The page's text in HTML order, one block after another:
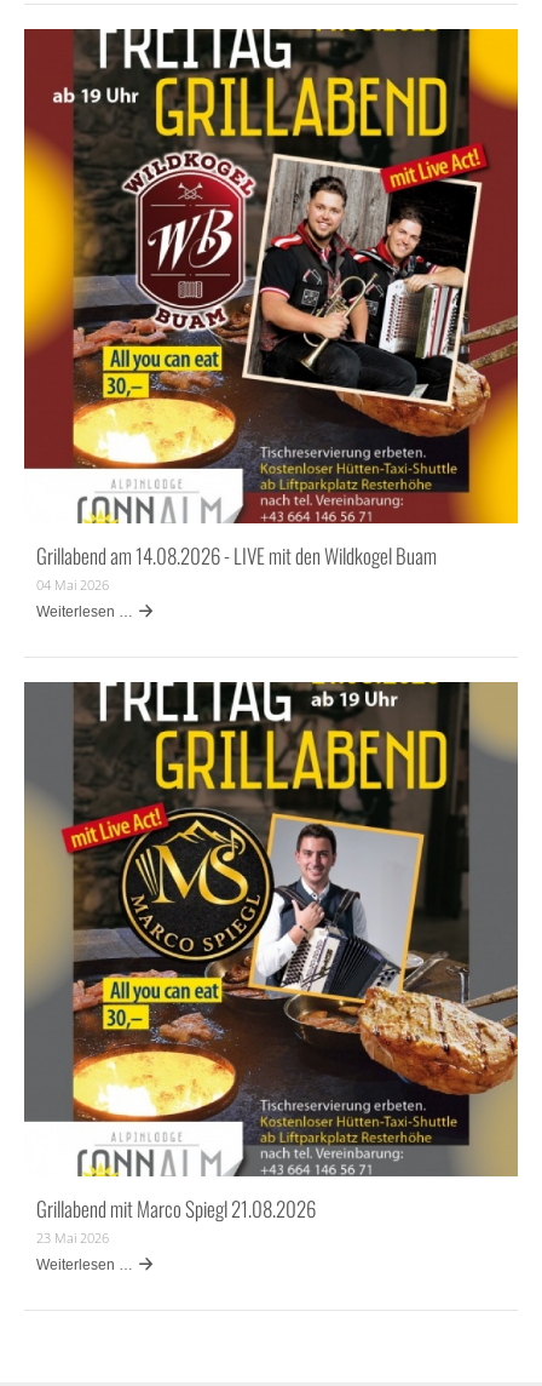
Grillabend am 14.08.2026 - LIVE mit den Wildkogel Buam
04 Mai 2026
Weiterlesen …
Grillabend mit Marco Spiegl 21.08.2026
23 Mai 2026
Weiterlesen …